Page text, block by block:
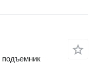
подъемник